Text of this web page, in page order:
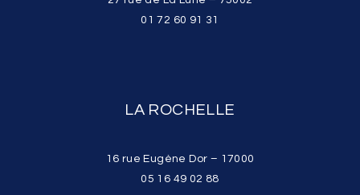
01 72 60 91 31
LA ROCHELLE
16 rue Eugène Dor – 17000
05 16 49 02 88